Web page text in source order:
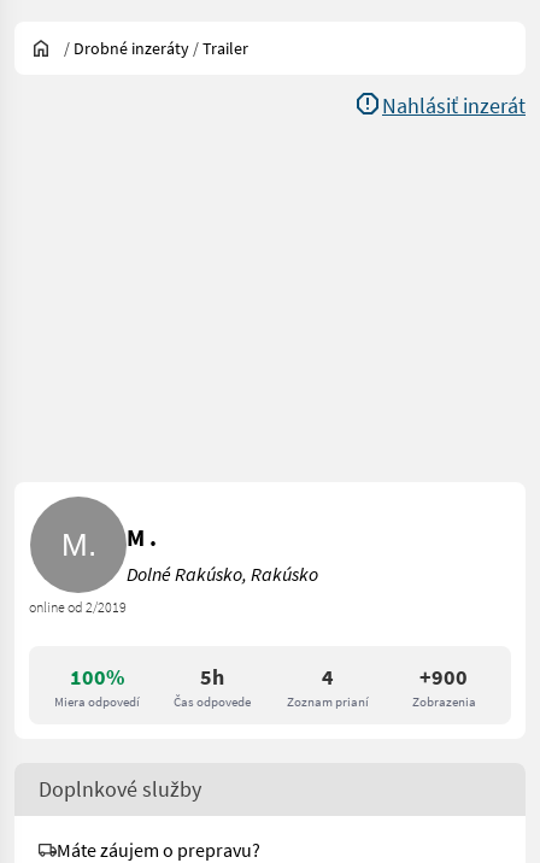
/ Drobné inzeráty /Trailer
Nahlásiť inzerát
100%
Miera odpovedí
5h
Čas odpovede
4
Zoznam prianí
+900
Zobrazenia
online od 2/2019
M .
Dolné Rakúsko, Rakúsko
Doplnkové služby
Máte záujem o prepravu?